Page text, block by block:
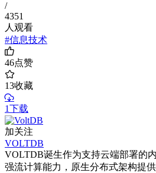
/
4351
人观看
#信息技术
46点赞
13收藏
1下载
加关注
VOLTDB
VOLTDB诞生作为支持云端部署的
强流计算能力，原生分布式架构提